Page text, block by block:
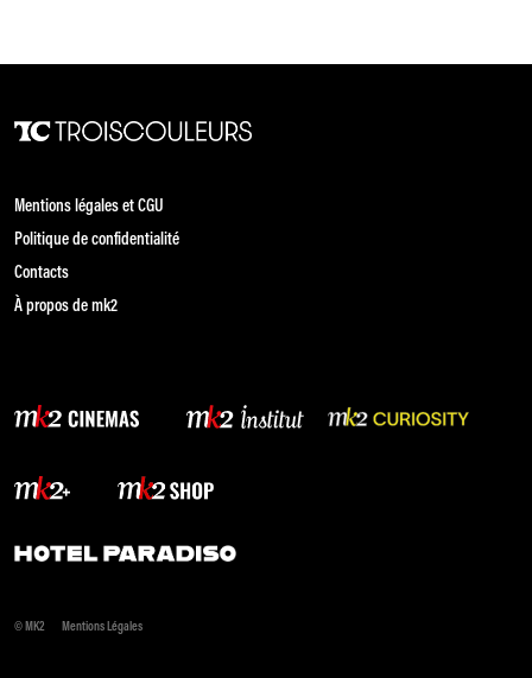
Mentions légales et CGU
Politique de confidentialité
Contacts
À propos de mk2
© MK2 Mentions Légales